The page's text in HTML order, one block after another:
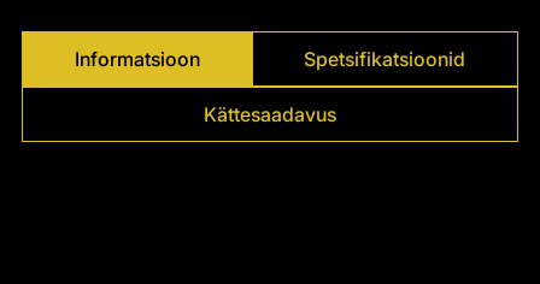
Informatsioon Spetsifikatsioonid
Kättesaadavus